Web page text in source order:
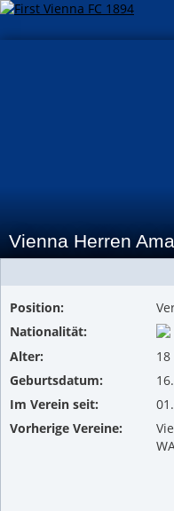
Vienna Herren
Position:
Nationalität:
Alter:
18
Geburtsdatum:
Im Verein seit:
Vorherige Vereine: